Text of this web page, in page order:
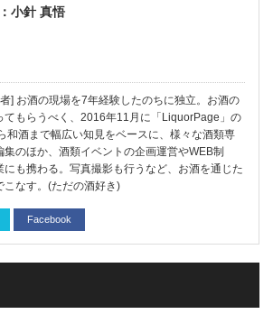
小針 真悟
] お酒の現場を7年経験したのちに独立。お酒の
てもらうべく、2016年11月に「LiquorPage」の
和酒まで幅広い知見をベースに、様々な酒類専
集のほか、酒類イベントの企画運営やWEB制
も携わる。写真撮影も行うなど、お酒を通じた
こなす。(ただの酒好き)
Facebook